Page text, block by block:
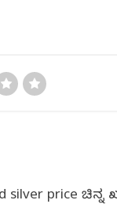
silver price